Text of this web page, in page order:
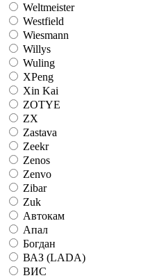
Weltmeister
Westfield
Wiesmann
Willys
Wuling
XPeng
Xin Kai
ZOTYE
ZX
Zastava
Zeekr
Zenos
Zenvo
Zibar
Zuk
Автокам
Апал
Богдан
ВАЗ (LADA)
ВИС